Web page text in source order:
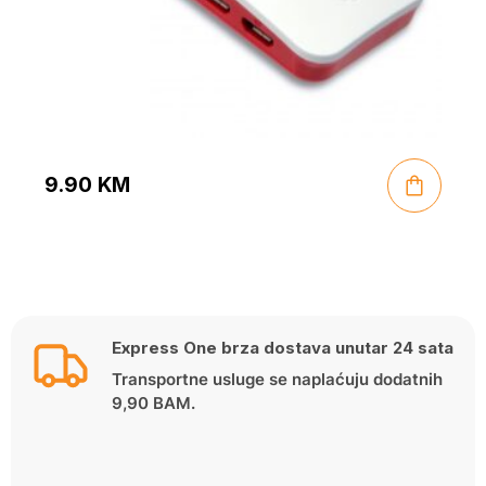
9.90 KM
Express One brza dostava unutar 24 sata
Transportne usluge se naplaćuju dodatnih
9,90 BAM.